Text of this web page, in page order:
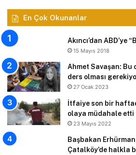
En Çok Okunanlar
Akıncı’dan ABD’ye
15 Mayıs 2018
Ahmet Savaşan:
ders olması
27 Ocak 2023
İtfaiye son bir
olaya müdahale etti
23 Mayıs 2022
Başbakan
Çatalköy’de halkla